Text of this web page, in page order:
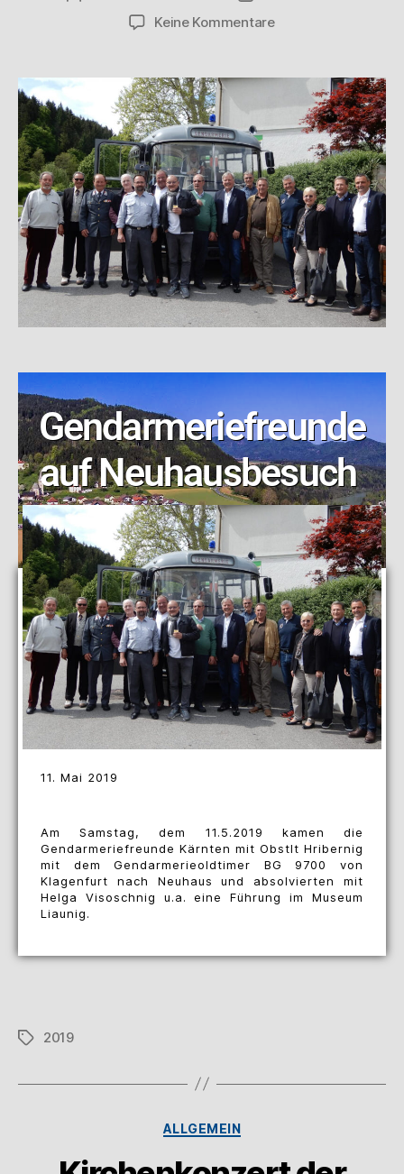
Keine Kommentare
Gendarmeriefreunde
auf Neuhausbesuch
11. Mai 2019
Am Samstag, dem 11.5.2019 kamen die
Gendarmeriefreunde Kärnten mit Obstlt Hribernig
mit dem Gendarmerieoldtimer BG 9700 von
Klagenfurt nach Neuhaus und absolvierten mit
Helga Visoschnig u.a. eine Führung im Museum
Liaunig.
2019
ALLGEMEIN